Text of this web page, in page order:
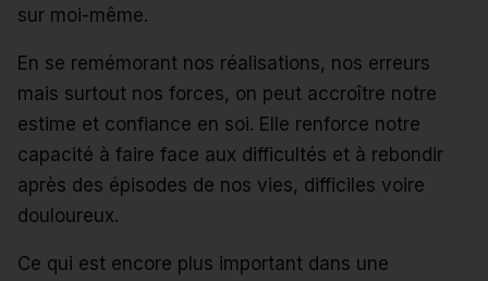
sur moi-même.
En se remémorant nos réalisations, nos erreurs
mais surtout nos forces, on peut accroître notre
estime et confiance en soi. Elle renforce notre
capacité à faire face aux difficultés et à rebondir
après des épisodes de nos vies, difficiles voire
douloureux.
Ce qui est encore plus important dans une